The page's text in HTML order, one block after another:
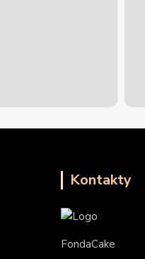
Kontakty
FondaCake